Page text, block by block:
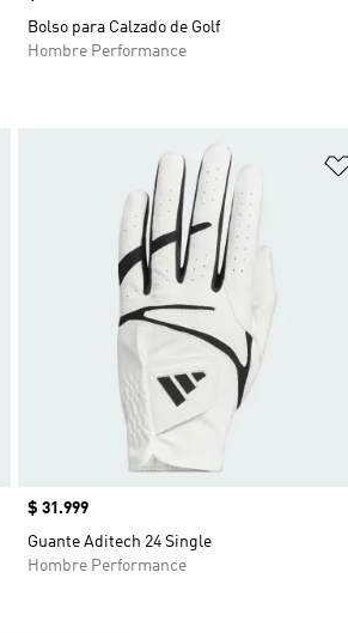
Bolso para Calzado de Golf
Hombre Performance
Añadir a la lista de deseos
Precio
$ 31.999
Guante Aditech 24 Single
Hombre Performance